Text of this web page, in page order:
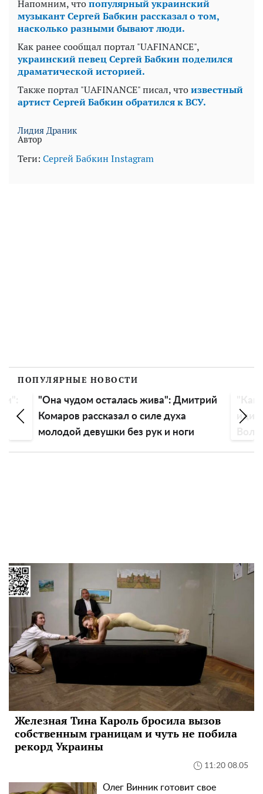
Напомним, чтопопулярный украинский
музыкант Сергей Бабкин рассказал о том,
насколько разными бывают люди.
Как ранее сообщал портал "UAFINANCE",
украинский певец Сергей Бабкин поделился
драматической историей.
Также портал "UAFINANCE" писал, чтоизвестный
артист Сергей Бабкин обратился к ВСУ.
Лидия Драник
Автор
Теги: Cергей Бабкин Instagram
ПОПУЛЯРНЫЕ НОВОСТИ
"Она чудом осталась жива": Дмитрий
Комаров рассказал о силе духа
молодой девушки без рук и ноги
Железная Тина Кароль бросила вызов
собственным границам и чуть не побила
рекорд Украины
11:20 08.05
Олег Винник готовит свое